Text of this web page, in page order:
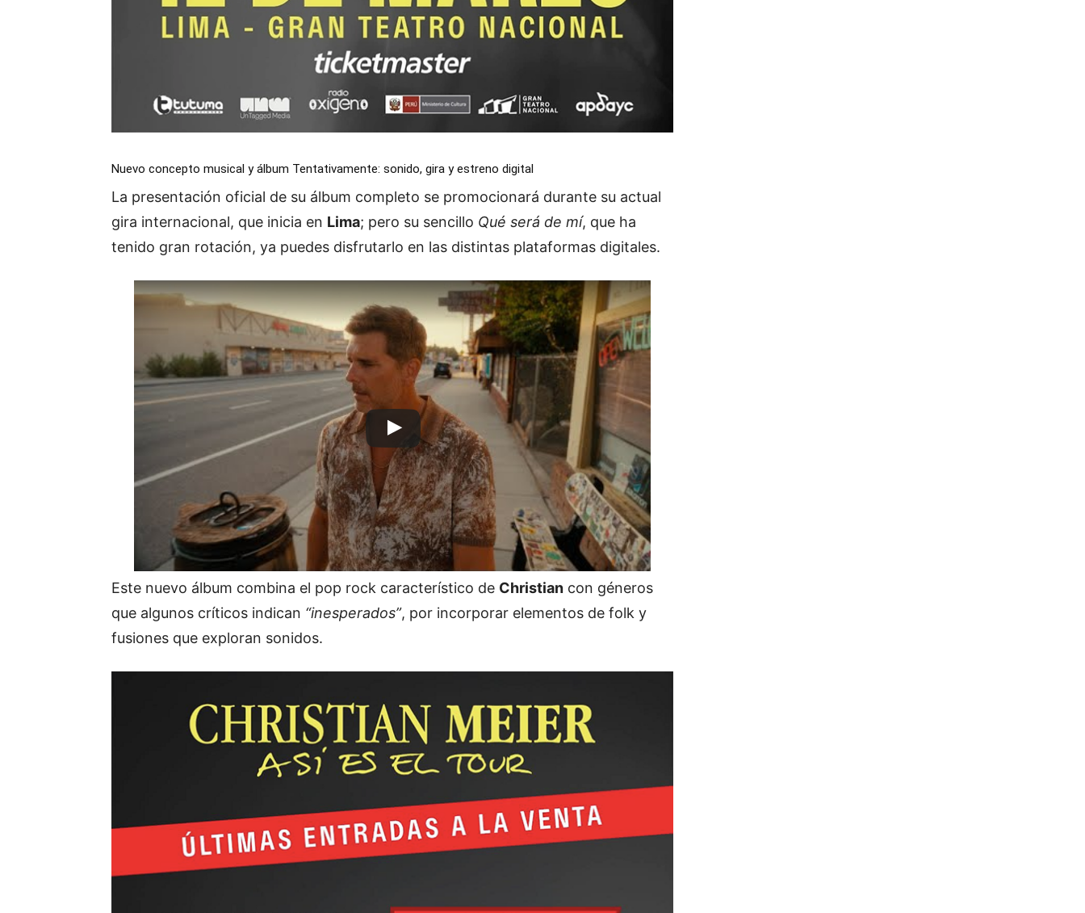
Nuevo concepto musical y álbum Tentativamente: sonido, gira y estreno digital
La presentación oficial de su álbum completo se promocionará durante su actual
gira internacional, que inicia en Lima; pero su sencillo Qué será de mí, que ha
tenido gran rotación, ya puedes disfrutarlo en las distintas plataformas digitales.
Este nuevo álbum combina el pop rock característico de Christian con géneros
que algunos críticos indican “inesperados”, por incorporar elementos de folk y
fusiones que exploran sonidos.